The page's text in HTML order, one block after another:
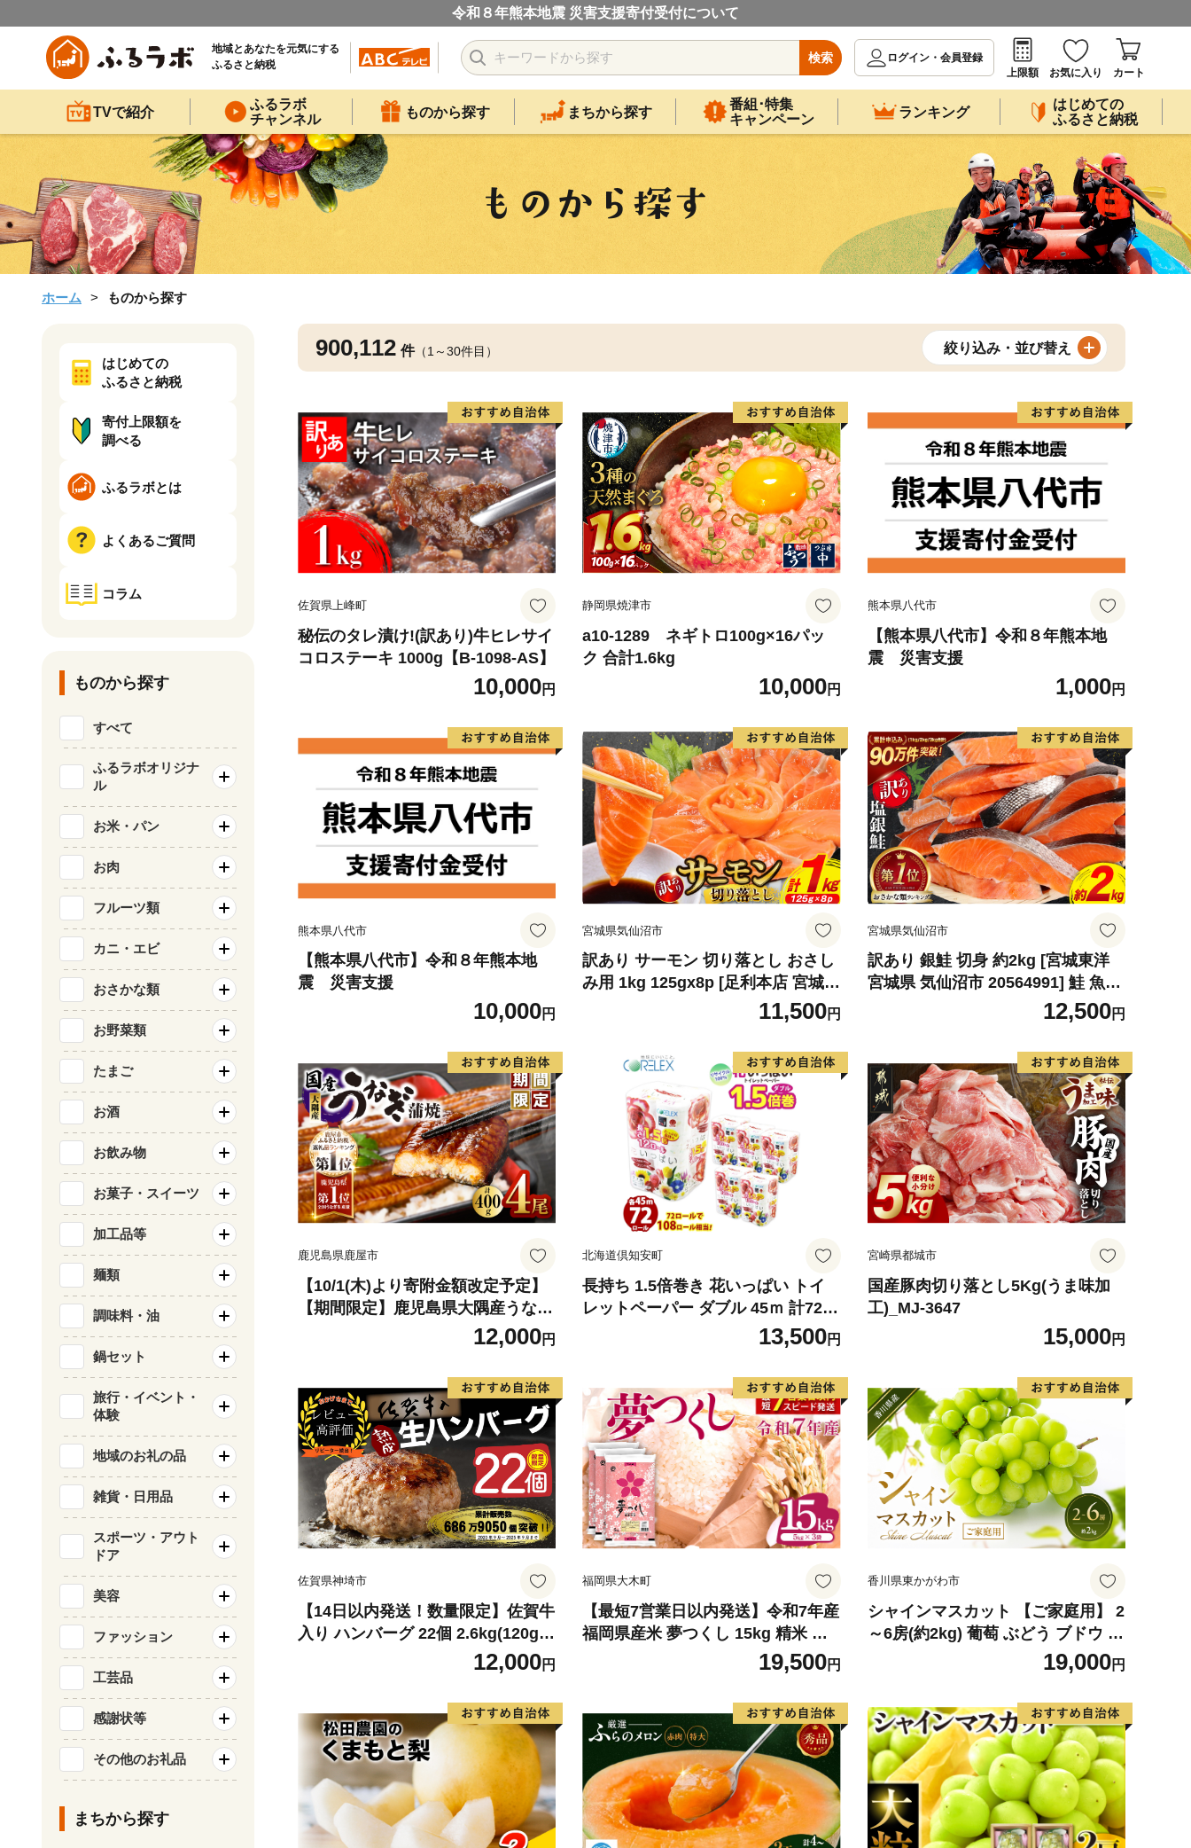
令和８年熊本地震 災害支援寄付受付について
地域とあなたを元気にする
ふるさと納税
検索
ログイン・会員登録
上限額
お気に入り カート
TVで紹介
ふるラボ
チャンネル
ものから探す まちから探す
番組･特集
キャンペーン
ランキング
はじめての
ふるさと納税
ホーム ものから探す
900,112 件（1～30件目） 絞り込み・並び替え
佐賀県上峰町
秘伝のタレ漬け!(訳あり)牛ヒレサイ
コロステーキ 1000g【B-1098-AS】
10,000円
静岡県焼津市
a10-1289 ネギトロ100g×16パッ
ク 合計1.6kg
10,000円
熊本県八代市
【熊本県八代市】令和８年熊本地
震 災害支援
1,000円
熊本県八代市
【熊本県八代市】令和８年熊本地
震 災害支援
10,000円
宮城県気仙沼市
訳あり サーモン 切り落とし おさし
み用 1kg 125gx8p [足利本店 宮城県
気仙沼市 20564313] 魚 魚介類 鮭 お
刺し身 刺し身 刺身 生 生食 個包装
チリ銀鮭 銀鮭 海鮮 海鮮丼 魚介
11,500円
宮城県気仙沼市
訳あり 銀鮭 切身 約2kg [宮城東洋
宮城県 気仙沼市 20564991] 鮭 魚介
類 海鮮 訳アリ 規格外 不揃い さけ
サケ 鮭切身 シャケ 切り身 冷凍 家
庭用 おかず 弁当 支援 サーモン 銀
鮭切り身 魚 わけあり
12,500円
鹿児島県鹿屋市
【10/1(木)より寄附金額改定予定】
【期間限定】鹿児島県大隅産うなぎ
蒲焼4尾（400g） KN007-023
12,000円
北海道倶知安町
長持ち 1.5倍巻き 花いっぱい トイ
レットペーパー ダブル 45ｍ 計72ロ
ール 全18種 花柄 プリント ハーブ
香り付き 日本製 まとめ買い 防災 常
備品 ペーパー エコ 日用雑貨 消耗品
備蓄 送料無料 北海道 倶知安町 日用
品
13,500円
宮崎県都城市
国産豚肉切り落とし5Kg(うま味加
工)_MJ-3647
15,000円
佐賀県神埼市
【14日以内発送！数量限定】佐賀牛
入り ハンバーグ 22個 2.6kg(120g×
22個)【佐賀牛 黒毛和牛 ブランド牛
九州 ハンバーグ 牛肉 豚肉 国産 お
弁当 おかず 惣菜 おすすめ 人気】(H
083106)
12,000円
福岡県大木町
【最短7営業日以内発送】令和7年産
福岡県産米 夢つくし 15kg 精米 ※
北海道・沖縄・離島は配送不可
19,500円
香川県東かがわ市
シャインマスカット 【ご家庭用】 2
～6房(約2kg) 葡萄 ぶどう ブドウ フ
ルーツ 果物 くだもの 果実 旬の果物
旬のフルーツ 香川 香川県 東かがわ
19,000円
はじめての
ふるさと納税
寄付上限額を
調べる
ふるラボとは
よくあるご質問
コラム
ものから探す
すべて
ふるラボオリジナ
ル
お米・パン
お肉
フルーツ類
カニ・エビ
おさかな類
お野菜類
たまご
お酒
お飲み物
お菓子・スイーツ
加工品等
麺類
調味料・油
鍋セット
旅行・イベント・
体験
地域のお礼の品
雑貨・日用品
スポーツ・アウト
ドア
美容
ファッション
工芸品
感謝状等
その他のお礼品
まちから探す